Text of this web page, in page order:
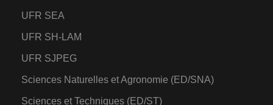
UFR SEA
UFR SH-LAM
UFR SJPEG
Sciences Naturelles et Agronomie (ED/SNA)
Sciences et Techniques (ED/ST)